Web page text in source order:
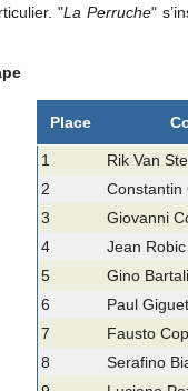
"La Perruche"
Place
1 Rik Van
2
Constantin
3
Giovanni
4
Jean
5
Gino
6
Paul
7
Fausto
8
Serafino